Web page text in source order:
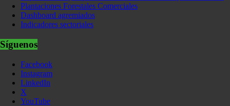
Plantaciones Forestales Comerciales
Dashboard agremiados
Indicadores sectoriales
Síguenos
Facebook
Instagram
LinkedIn
X
YouTube